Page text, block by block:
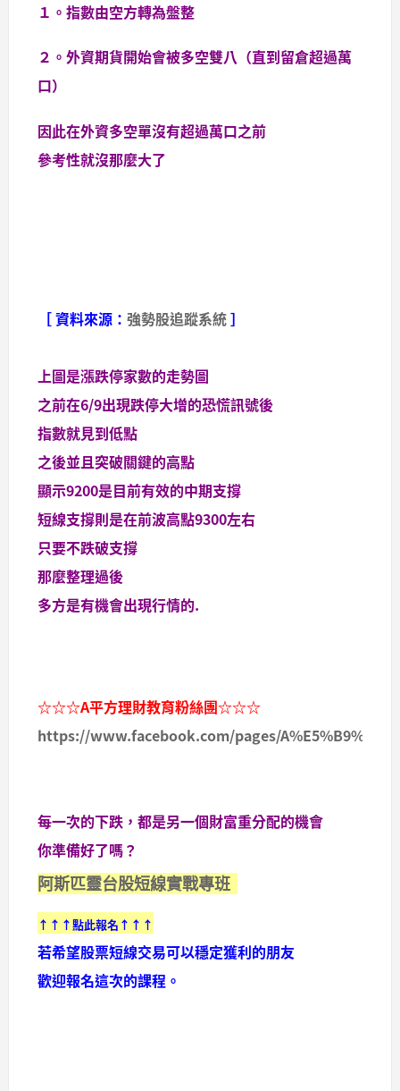
１。指數由空方轉為盤整
２。外資期貨開始會被多空雙八（直到留倉超過萬
口）
因此在外資多空單沒有超過萬口之前
參考性就沒那麼大了
［ 資料來源： 強勢股追蹤系統］
上圖是漲跌停家數的走勢圖
之前在6/9出現跌停大增的恐慌訊號後
指數就見到低點
之後並且突破關鍵的高點
顯示9200是目前有效的中期支撐
短線支撐則是在前波高點9300左右
只要不跌破支撐
那麼整理過後
多方是有機會出現行情的.
☆☆☆A平方理財教育粉絲團☆☆☆
https://www.facebook.com/pages/
每一次的下跌，都是另一個財富重分配的機會
你準備好了嗎？
阿斯匹靈台股短線實戰專班
↑↑↑點此報名↑↑↑
若希望股票短線交易可以穩定獲利的朋友
歡迎報名這次的課程。